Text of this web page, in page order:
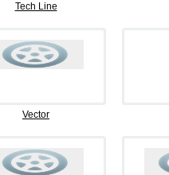
Tech Line
Vector